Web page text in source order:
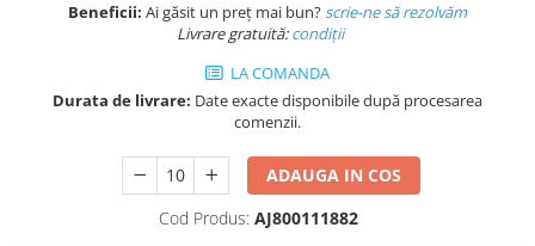
Separatoare carton si coltare
Beneficii: Ai găsit un preț mai bun?scrie-ne să rezolvăm
Livrare gratuită:condiții
LA COMANDA
Durata de livrare: Date exacte disponibile după procesarea
comenzii.
ADAUGA IN COS
Cod Produs: AJ800111882